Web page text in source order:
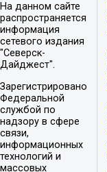
На данном сайте
распространяется
информация
сетевого издания
"Северск-
Дайджест".
Зарегистрировано
Федеральной
службой по
надзору в сфере
связи,
информационных
технологий и
массовых